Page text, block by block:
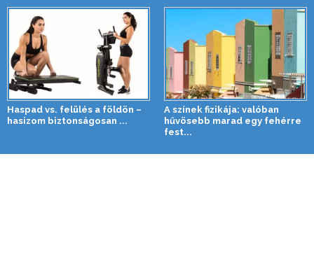
Haspad vs. felülés a földön –
hasizom biztonságosan ...
A színek fizikája: valóban
hűvösebb marad egy fehérre
fest...